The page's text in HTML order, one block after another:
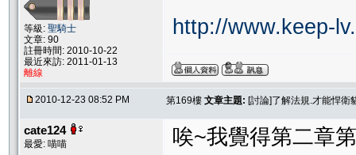
等級: 聖騎士
文章: 90
註冊時間: 2010-10-22
最近來訪: 2011-01-13
離線
http://www.keep-
2010-12-23 08:52 PM 第169樓 文章主題: [討論]了解法規.才能悍衛
cate124
最愛: 喵喵 唉~我覺得第二章